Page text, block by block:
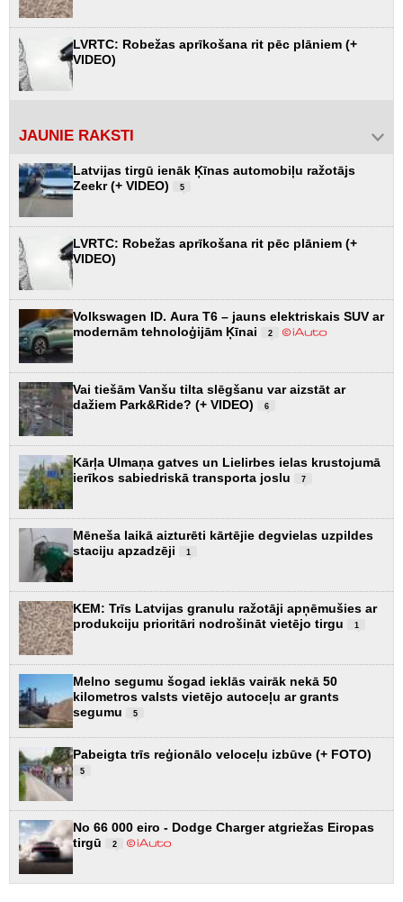
LVRTC: Robežas aprīkošana rit pēc plāniem (+
VIDEO)
JAUNIE RAKSTI
Latvijas tirgū ienāk Ķīnas automobiļu ražotājs
Zeekr (+ VIDEO)
5
LVRTC: Robežas aprīkošana rit pēc plāniem (+
VIDEO)
Volkswagen ID. Aura T6 – jauns elektriskais SUV ar
modernām tehnoloģijām Ķīnai
2
Vai tiešām Vanšu tilta slēgšanu var aizstāt ar
dažiem Park&Ride? (+ VIDEO)
6
Kārļa Ulmaņa gatves un Lielirbes ielas krustojumā
ierīkos sabiedriskā transporta joslu
7
Mēneša laikā aizturēti kārtējie degvielas uzpildes
staciju apzadzēji
1
KEM: Trīs Latvijas granulu ražotāji apņēmušies ar
produkciju prioritāri nodrošināt vietējo tirgu
1
Melno segumu šogad ieklās vairāk nekā 50
kilometros valsts vietējo autoceļu ar grants
segumu
5
Pabeigta trīs reģionālo veloceļu izbūve (+ FOTO)
5
No 66 000 eiro - Dodge Charger atgriežas Eiropas
tirgū
2